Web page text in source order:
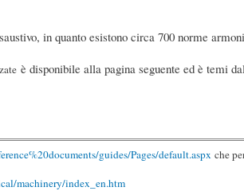
in quanto esistono circa 700 norme
è disponibile alla pagina seguente ed è temi
guides/Pages/default.aspx che
machinery/index_en.htm